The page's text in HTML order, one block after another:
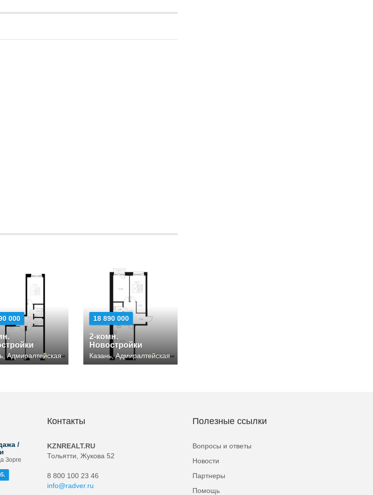
000
Адмиралтейская
18 890 000
2-комн.
Новостройки
Казань, Адмиралтейская
/
Зорге
Контакты
KZNREALT.RU
Тольятти, Жукова 52
8 800 100 23 46
info@radver.ru
Полезные ссылки
Вопросы и ответы
Новости
Партнеры
Помощь